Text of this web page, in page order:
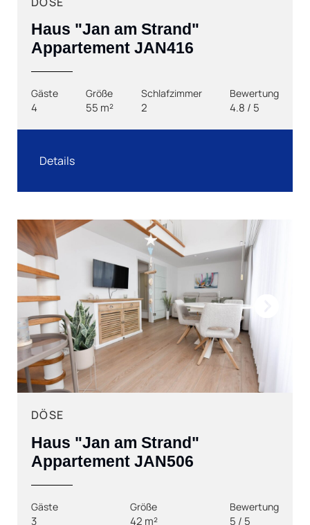
Haus "Jan am Strand"
Appartement JAN416
Gäste
4
Größe
55 m²
Schlafzimmer
2
Bewertung
4.8 / 5
Details
DÖSE
Haus "Jan am Strand"
Appartement JAN506
Gäste
3
Größe
42 m²
Bewertung
5 / 5